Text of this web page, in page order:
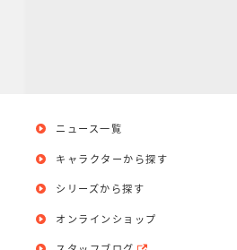
ニュース一覧
キャラクターから探す
シリーズから探す
オンラインショップ